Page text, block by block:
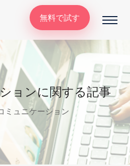
無料で試す
ョンに関する記事
ミュニケーション